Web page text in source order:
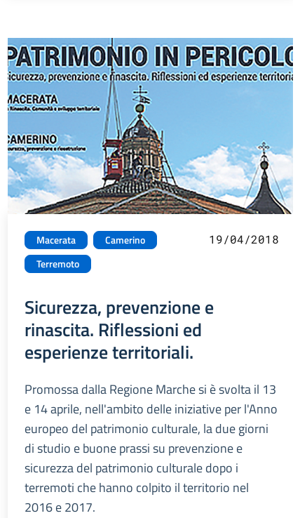
Macerata
Camerino
Terremoto
19/04/2018
Sicurezza, prevenzione e
rinascita. Riflessioni ed
esperienze territoriali.
Promossa dalla Regione Marche si è svolta il 13
e 14 aprile, nell'ambito delle iniziative per l'Anno
europeo del patrimonio culturale, la due giorni
di studio e buone prassi su prevenzione e
sicurezza del patrimonio culturale dopo i
terremoti che hanno colpito il territorio nel
2016 e 2017.